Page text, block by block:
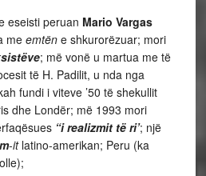
eseisti peruan Mario Vargas
meemtëne shkurorëzuar; mori
; më vonë u martua me të
të H. Padilit, u nda nga
fundi i viteve ’50 të shekullit
dhe Londër; më 1993 mori
“i realizmit të ri’; një
-it latino-amerikan; Peru (ka